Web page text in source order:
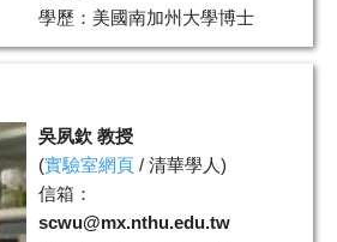
學歷：美國南加州大學博士
領域：長壽抗老化、神經退化
吳夙欽 教授
(實驗室網頁 / 清華學人)
信箱：
scwu@mx.nthu.edu.tw